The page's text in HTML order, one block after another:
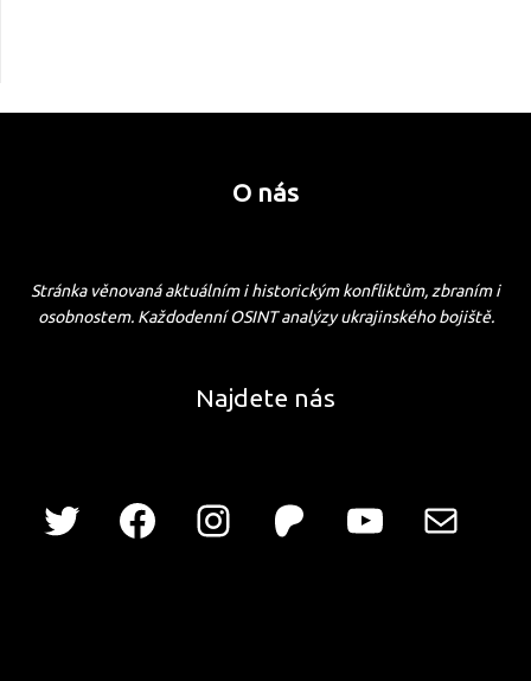
O nás
Stránka věnovaná aktuálním i historickým konfliktům, zbraním i
osobnostem. Každodenní OSINT analýzy ukrajinského bojiště.
Najdete nás